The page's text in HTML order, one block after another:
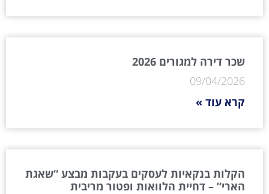
שכר דירה למגורים 2026
09/04/2026
קרא עוד »
הקלות בנקאיות לעסקים בעקבות מבצע “שאגת
הארי” – דחיית הלוואות ופטור מריבית